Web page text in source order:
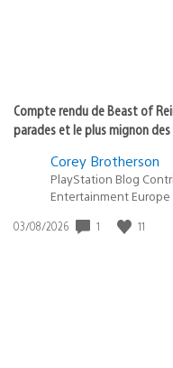
Compte rendu de Beast of
parades et le plus mignon
Corey Brotherson
PlayStation Blog
Entertainment Europe
Date
03/08/2026 1 11